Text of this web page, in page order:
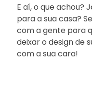
E aí, o que achou?
para a sua casa?
com a gente para
deixar o design de
com a sua cara!